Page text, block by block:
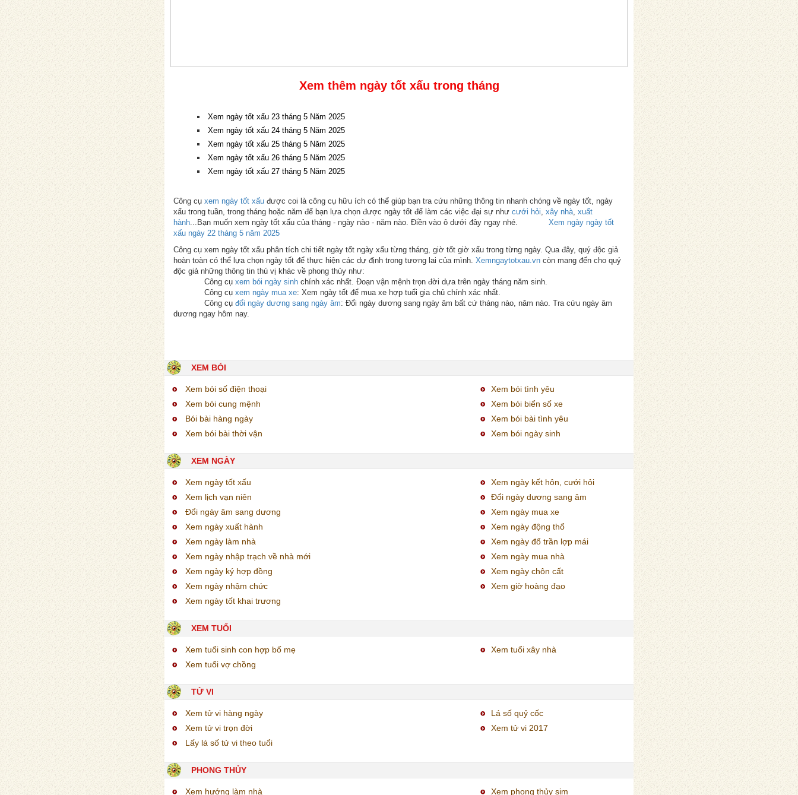
Xem thêm ngày tốt xấu trong tháng
Xem ngày tốt xấu 23 tháng 5 Năm 2025
Xem ngày tốt xấu 24 tháng 5 Năm 2025
Xem ngày tốt xấu 25 tháng 5 Năm 2025
Xem ngày tốt xấu 26 tháng 5 Năm 2025
Xem ngày tốt xấu 27 tháng 5 Năm 2025
Công cụ xem ngày tốt xấu được coi là công cụ hữu ích có thể giúp bạn tra cứu những thông tin nhanh chóng về ngày tốt, ngày
xấu trong tuần, trong tháng hoặc năm để bạn lựa chọn được ngày tốt để làm các việc đại sự như cưới hỏi xây nhà xuất
hành ...Bạn muốn xem ngày tốt xấu của tháng - ngày nào - năm nào. Điền vào ô dưới đây ngay nhé.
Xem ngày ngày tốt
xấu ngày 22 tháng 5 năm 2025
Công cụ xem ngày tốt xấu phân tích chi tiết ngày tốt ngày xấu từng tháng, giờ tốt giờ xấu trong từng ngày. Qua đây, quý độc giả
hoàn toàn có thể lựa chọn ngày tốt để thực hiện các dự định trong tương lai của mình. Xemngaytotxau.vn còn mang đến cho quý
độc giả những thông tin thú vị khác về phong thủy như:
Công cụ xem bói ngày sinh chính xác nhất. Đoạn vận mệnh trọn đời dựa trên ngày tháng năm sinh.
Công cụ xem ngày mua xe: Xem ngày tốt để mua xe hợp tuổi gia chủ chính xác nhất.
Công cụ đổi ngày dương sang ngày âm: Đổi ngày dương sang ngày âm bất cứ tháng nào, năm nào. Tra cứu ngày âm
dương ngay hôm nay.
XEM BÓI
Xem bói số điện thoại
Xem bói tình yêu
Xem bói cung mệnh
Xem bói biển số xe
Bói bài hàng ngày
Xem bói bài tình yêu
Xem bói bài thời vận
Xem bói ngày sinh
XEM NGÀY
Xem ngày tốt xấu
Xem ngày kết hôn, cưới hỏi
Xem lịch vạn niên
Đổi ngày dương sang âm
Đổi ngày âm sang dương
Xem ngày mua xe
Xem ngày xuất hành
Xem ngày động thổ
Xem ngày làm nhà
Xem ngày đổ trần lợp mái
Xem ngày nhập trạch về nhà mới
Xem ngày mua nhà
Xem ngày ký hợp đồng
Xem ngày chôn cất
Xem ngày nhậm chức
Xem giờ hoàng đạo
Xem ngày tốt khai trương
XEM TUỔI
Xem tuổi sinh con hợp bố mẹ
Xem tuổi xây nhà
Xem tuổi vợ chồng
TỬ VI
Xem tử vi hàng ngày
Lá số quỷ cốc
Xem tử vi trọn đời
Xem tử vi 2017
Lấy lá số tử vi theo tuổi
PHONG THỦY
Xem hướng làm nhà Xem phong thủy sim